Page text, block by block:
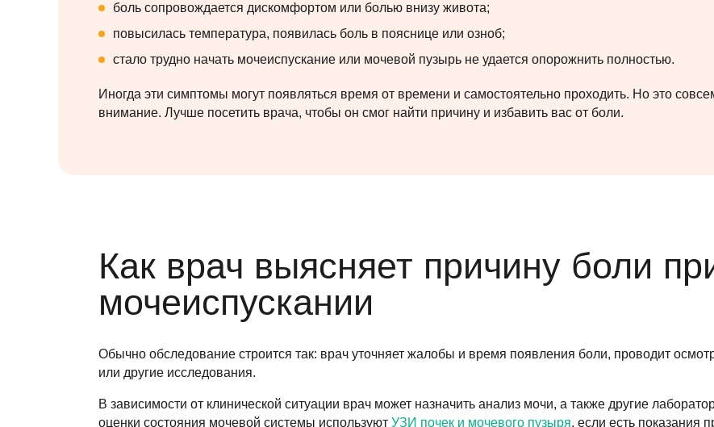
боль сопровождается дискомфортом или болью внизу живота;
повысилась температура, появилась боль в пояснице или озноб;
стало трудно начать мочеиспускание или мочевой пузырь не удается опорожнить полностью.
Иногда эти симптомы могут появляться время от времени и самостоятельно проходить. Но это
внимание. Лучше посетить врача, чтобы он смог найти причину и избавить вас от боли.
Как врач выясняет причину боли
мочеиспускании
Обычно обследование строится так: врач уточняет жалобы и время появления боли, проводит
или другие исследования.
В зависимости от клинической ситуации врач может назначить анализ мочи, а также другие
оценки состояния мочевой системы используют УЗИ почек и мочевого пузыря, если есть показания